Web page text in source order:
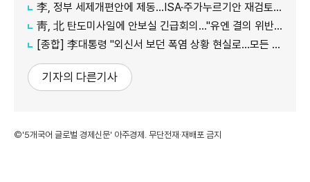
李, 정부 세제개편안에 제동…ISA·주가누르기안 재검토 지시
靑, 北 탄도미사일에 안보실 긴급회의…"유엔 결의 위반, 즉각 중단 촉구"
[종합] 李대통령 "외신서 보던 폭염 상황 현실로…모든 행정력 총동원하라"
기자의 다른기사
©'5개국어 글로벌 경제신문' 아주경제. 무단전재·재배포 금지